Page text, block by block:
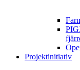
Projektinitiativ